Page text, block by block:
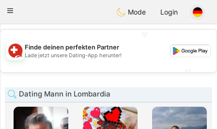
Suissi
Toggle
Mode Login
💖
💕
Finde deinen perfekten Partner
Lade jetzt unsere Dating-App herunter!
Dating Mann in Lombardia